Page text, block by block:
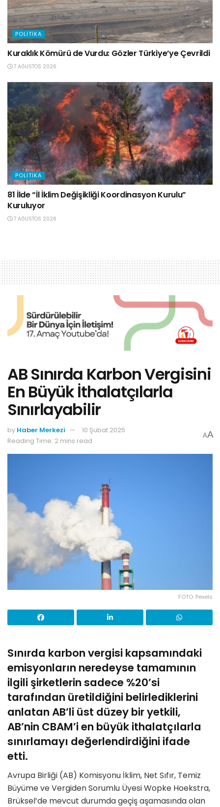
POLITIKA
Kuraklık Kömürü de Vurdu: Gözler Türkiye’ye Çevrildi
7 AĞUSTOS 2026
POLITIKA
81 İlde “İl İklim Değişikliği Koordinasyon Kurulu”
Kuruluyor
7 AĞUSTOS 2026
AB Sınırda Karbon Vergisini
En Büyük İthalatçılarla
Sınırlayabilir
by Haber Merkezi
10 Şubat 2025
Reading Time: 2 mins read
AA
FOTO: Pexels
Sınırda karbon vergisi kapsamındaki
emisyonların neredeyse tamamının
ilgili şirketlerin sadece %20’si
tarafından üretildiğini belirlediklerini
anlatan AB’li üst düzey bir yetkili,
AB’nin CBAM’i en büyük ithalatçılarla
sınırlamayı değerlendirdiğini ifade
etti.
Avrupa Birliği (AB) Komisyonu İklim, Net Sıfır, Temiz
Büyüme ve Vergiden Sorumlu Üyesi Wopke Hoekstra,
Brüksel’de mevcut durumda geçiş aşamasında olan